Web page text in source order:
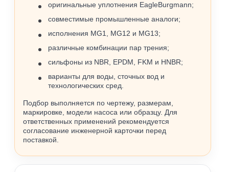
оригинальные уплотнения EagleBurgmann;
совместимые промышленные аналоги;
исполнения MG1, MG12 и MG13;
различные комбинации пар трения;
сильфоны из NBR, EPDM, FKM и HNBR;
варианты для воды, сточных вод и
технологических сред.
Подбор выполняется по чертежу, размерам,
маркировке, модели насоса или образцу. Для
ответственных применений рекомендуется
согласование инженерной карточки перед
поставкой.